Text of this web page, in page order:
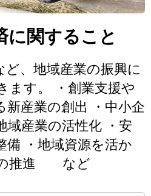
に関すること
ど、地域産業の振興に
ます。 ・創業支援や
新産業の創出 ・中小企
域産業の活性化 ・安
備 ・地域資源を活か
の推進 など